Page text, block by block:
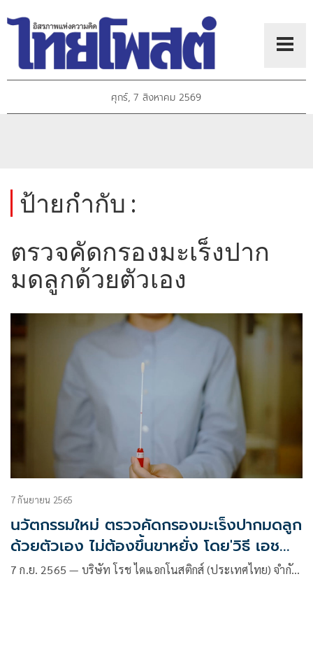
ศุกร์, 7 สิงหาคม 2569
ป้ายกำกับ :
ตรวจคัดกรองมะเร็งปาก
มดลูกด้วยตัวเอง
7 กันยายน 2565
นวัตกรรมใหม่ ตรวจคัดกรองมะเร็งปากมดลูก
ด้วยตัวเอง ไม่ต้องขึ้นขาหยั่ง โดย'วิธี เอชพีวี
ดีเอ็นเอ (HPV DNA)' เริ่มใช้ในสถานพยาบาล
7 ก.ย. 2565 — บริษัท โรช ไดแอกโนสติกส์ (ประเทศไทย) จำกั…